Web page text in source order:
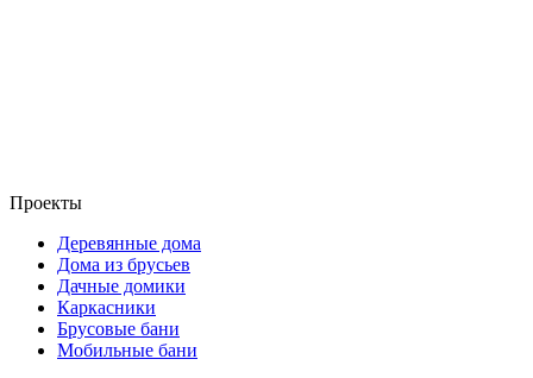
Проекты
Деревянные дома
Дома из брусьев
Дачные домики
Каркасники
Брусовые бани
Мобильные бани